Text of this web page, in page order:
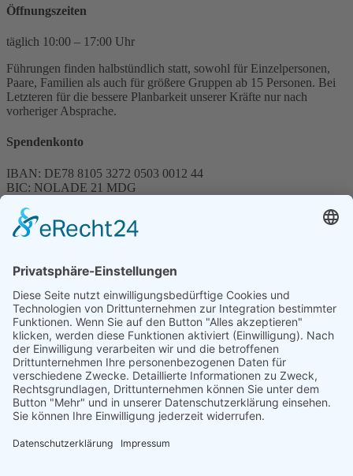
Öffnungszeiten
täglich 10:00 – 17:00 Uhr
Führungen finden halbstündlich statt, sowohl für Einzelpersonen,
Paare, Familien als auch für größere Gruppen ab 15 Personen. Bei
Letzteren für die bessere Planbarkeit unserer Kräfte nur nach
vorheriger Absprache.
Spendenkonto
IBAN: DE78 8105 3272 0503 0012 44
BIC: NOLADE 21 MDG
Spenden können steuerlich abgesetzt werden
Förderung
© 1987 – 2025
Storchenhof Loburg e.V.
Alle Rechte vorbehalten.
Cookie-Einstellungen
Navigation überspringen
Impressum
Haftungsausschluss